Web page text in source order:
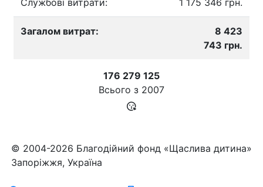
Загалом витрат:
8 423
743 грн.
176 279 125
Всього з 2007
© 2004-2026 Благодійний фонд «Щаслива дитина»
Запоріжжя, Україна